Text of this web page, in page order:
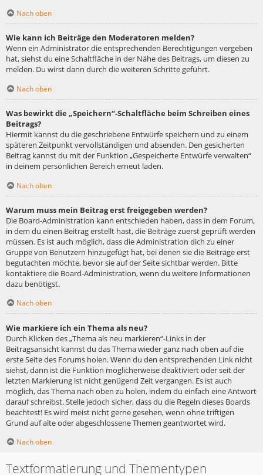
Nach oben
Wie kann ich Beiträge den Moderatoren melden?
Wenn ein Administrator die entsprechenden Berechtigungen vergeben
hat, siehst du eine Schaltfläche in der Nähe des Beitrags, um diesen zu
melden. Du wirst dann durch die weiteren Schritte geführt.
Nach oben
Was bewirkt die „Speichern“-Schaltfläche beim Schreiben eines
Beitrags?
Hiermit kannst du die geschriebene Entwürfe speichern und zu einem
späteren Zeitpunkt vervollständigen und absenden. Den gesicherten
Beitrag kannst du mit der Funktion „Gespeicherte Entwürfe verwalten“
in deinem persönlichen Bereich erneut laden.
Nach oben
Warum muss mein Beitrag erst freigegeben werden?
Die Board-Administration kann entschieden haben, dass in dem Forum,
in dem du einen Beitrag erstellt hast, die Beiträge zuerst geprüft werden
müssen. Es ist auch möglich, dass die Administration dich zu einer
Gruppe von Benutzern hinzugefügt hat, bei denen sie die Beiträge erst
begutachten möchte, bevor sie auf der Seite sichtbar werden. Bitte
kontaktiere die Board-Administration, wenn du weitere Informationen
dazu benötigst.
Nach oben
Wie markiere ich ein Thema als neu?
Durch Klicken des „Thema als neu markieren“-Links in der
Beitragsansicht kannst du das Thema wieder ganz nach oben auf die
erste Seite des Forums holen. Wenn du den entsprechenden Link nicht
siehst, dann ist die Funktion möglicherweise deaktiviert oder seit der
letzten Markierung ist nicht genügend Zeit vergangen. Es ist auch
möglich, das Thema nach oben zu holen, indem du einfach eine Antwort
darauf schreibst. Stelle jedoch sicher, dass du die Regeln dieses Boards
beachtest! Es wird meist nicht gerne gesehen, wenn ohne triftigen
Grund auf alte oder abgeschlossene Themen geantwortet wird.
Nach oben
Textformatierung und Thementypen